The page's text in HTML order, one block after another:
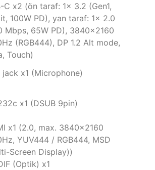
C x2 (ön taraf: 1x 3.2 (Gen1,
100W PD), yan taraf: 1x 2.0
Mbps, 65W PD), 3840x2160
(RGB444), DP 1.2 Alt mode,
Touch)
jack x1 (Microphone)
x1 (DSUB 9pin)
x1 (2.0, max. 3840x2160
YUV444 / RGB444, MSD
Screen Display))
(Optik) x1